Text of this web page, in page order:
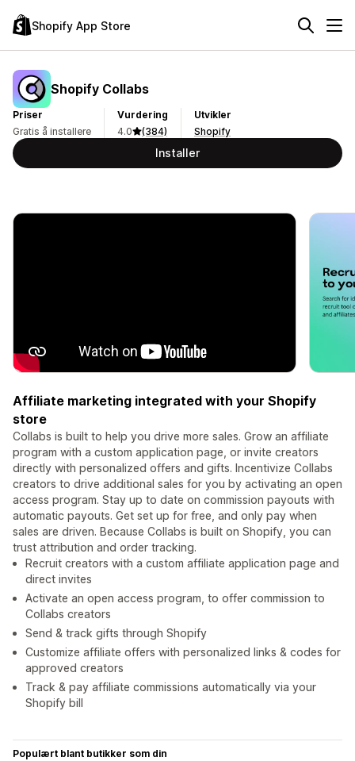
Shopify App Store
Shopify Collabs
Priser
Gratis å installere
Vurdering
4.0
(384)
Utvikler
Shopify
Installer
Affiliate marketing integrated with your Shopify
store
Collabs is built to help you drive more sales. Grow an affiliate
program with a custom application page, or invite creators
directly with personalized offers and gifts. Incentivize Collabs
creators to drive additional sales for you by activating an open
access program. Stay up to date on commission payouts with
automatic payouts. Get set up for free, and only pay when
sales are driven. Because Collabs is built on Shopify, you can
trust attribution and order tracking.
Recruit creators with a custom affiliate application page and
direct invites
Activate an open access program, to offer commission to
Collabs creators
Send & track gifts through Shopify
Customize affiliate offers with personalized links & codes for
approved creators
Track & pay affiliate commissions automatically via your
Shopify bill
Populært blant butikker som din